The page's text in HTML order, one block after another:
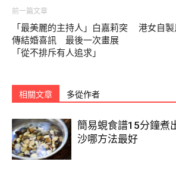
豉椒炒蜆
一上枱嘅豉椒炒蜆，真係香到流晒口水。
前一篇文章
「最美麗的主持人」白嘉莉突
傳結婚喜訊 最後一次畫展
「從不排斥有人追求」
港女自
相關文章 多從作者
簡易蜆食譜15分鐘煮
沙哪方法最好